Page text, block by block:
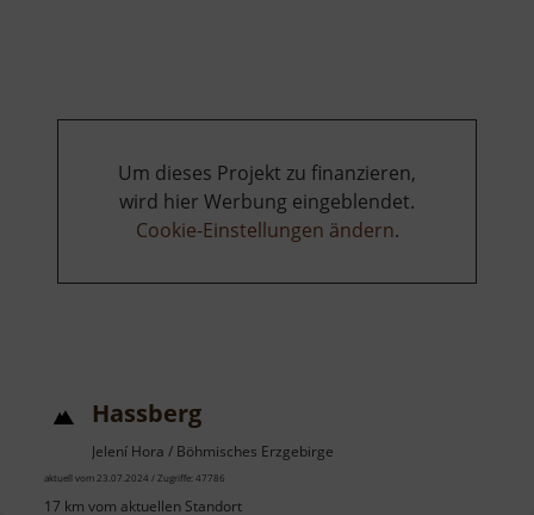
Um dieses Projekt zu finanzieren,
wird hier Werbung eingeblendet.
Cookie-Einstellungen ändern.
Hassberg
Jelení Hora / Böhmisches Erzgebirge
aktuell vom 23.07.2024 / Zugriffe: 47786
17 km vom aktuellen Standort